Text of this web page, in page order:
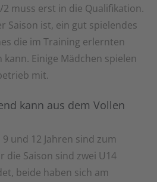
muss erst in die Qualifikation.
Saison ist, ein gut spielendes
die im Training erlernten
Einige Mädchen spielen
mit.
kann aus dem Vollen
und 12 Jahren sind zum
die Saison sind zwei U14
beide haben sich am